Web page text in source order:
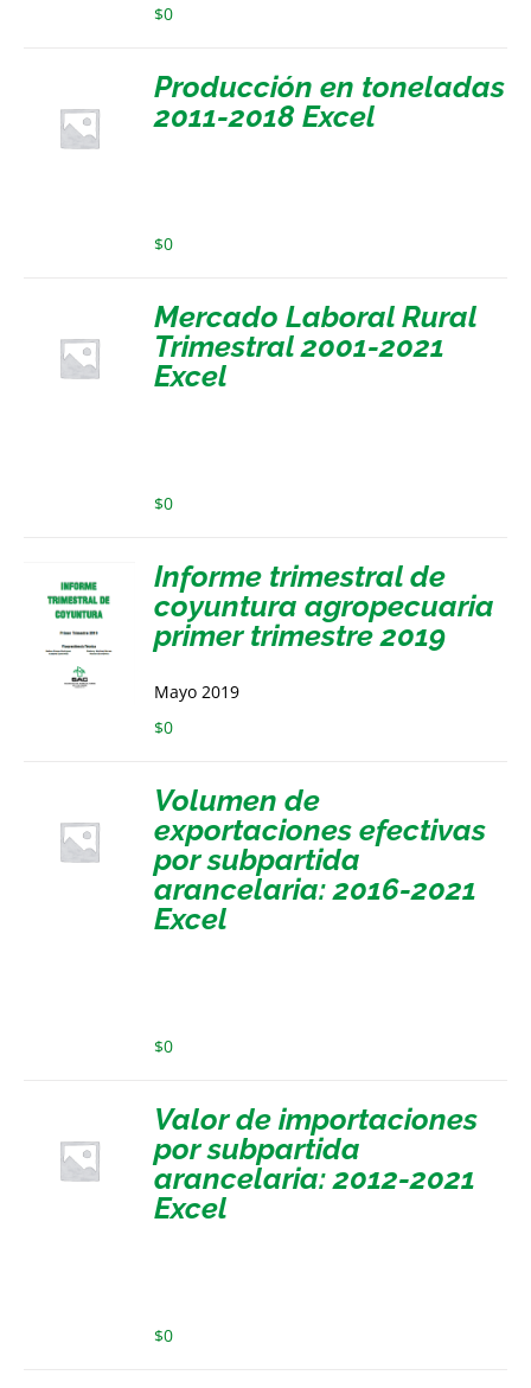
$0
Producción en toneladas
2011-2018 Excel
$0
Mercado Laboral Rural
Trimestral 2001-2021
Excel
$0
Informe trimestral de
coyuntura agropecuaria
primer trimestre 2019
Mayo 2019
$0
Volumen de
exportaciones efectivas
por subpartida
arancelaria: 2016-2021
Excel
$0
Valor de importaciones
por subpartida
arancelaria: 2012-2021
Excel
$0